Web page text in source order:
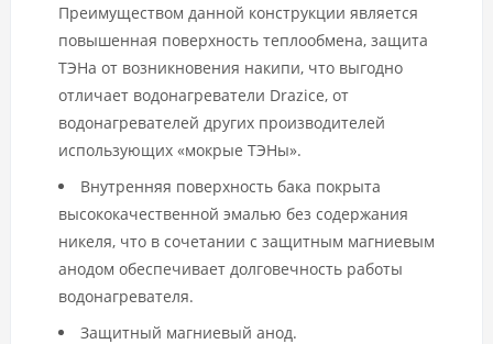
Преимуществом данной конструкции является
повышенная поверхность теплообмена, защита
ТЭНа от возникновения накипи, что выгодно
отличает водонагреватели Drazice, от
водонагревателей других производителей
использующих «мокрые ТЭНы».
Внутренняя поверхность бака покрыта
высококачественной эмалью без содержания
никеля, что в сочетании с защитным магниевым
анодом обеспечивает долговечность работы
водонагревателя.
Защитный магниевый анод.